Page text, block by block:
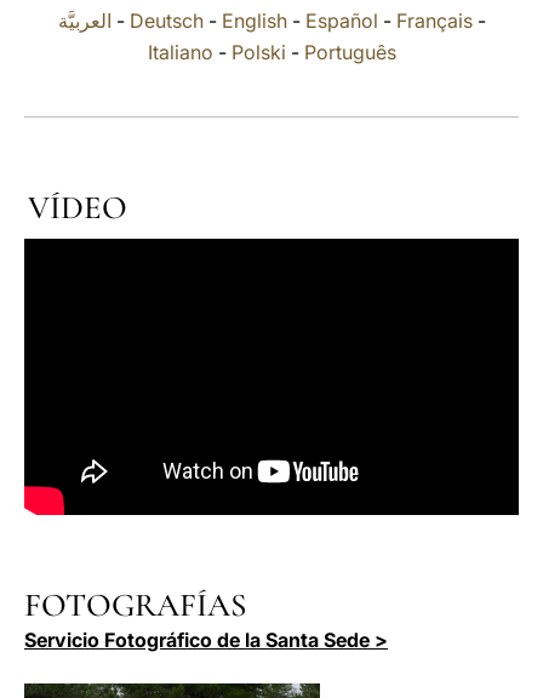
العربيَّة - Deutsch- English- Español - Français-
Italiano - Polski - Português
VÍDEO
FOTOGRAFÍAS
Servicio Fotográfico de la Santa Sede >